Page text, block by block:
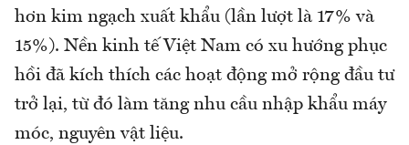
hơn kim ngạch xuất khẩu (lần lượt là 17% và
15%). Nền kinh tế Việt Nam có xu hướng phục
hồi đã kích thích các hoạt động mở rộng đầu tư
trở lại, từ đó làm tăng nhu cầu nhập khẩu máy
móc, nguyên vật liệu.